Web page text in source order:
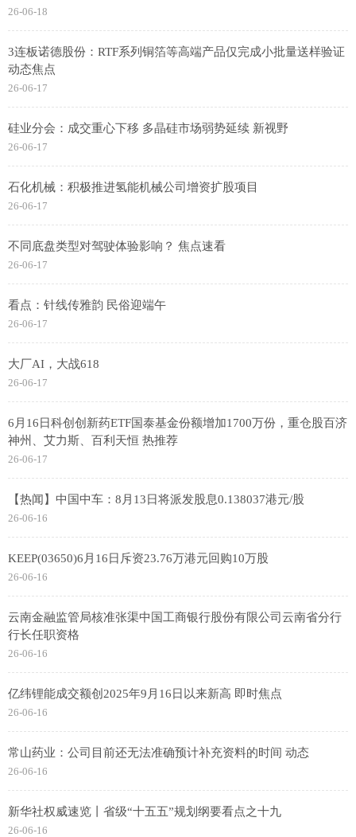
26-06-18
3连板诺德股份：RTF系列铜箔等高端产品仅完成小批量送样验证
动态焦点
26-06-17
硅业分会：成交重心下移 多晶硅市场弱势延续 新视野
26-06-17
石化机械：积极推进氢能机械公司增资扩股项目
26-06-17
不同底盘类型对驾驶体验影响？ 焦点速看
26-06-17
看点：针线传雅韵 民俗迎端午
26-06-17
大厂AI，大战618
26-06-17
6月16日科创创新药ETF国泰基金份额增加1700万份，重仓股百济
神州、艾力斯、百利天恒 热推荐
26-06-17
【热闻】中国中车：8月13日将派发股息0.138037港元/股
26-06-16
KEEP(03650)6月16日斥资23.76万港元回购10万股
26-06-16
云南金融监管局核准张渠中国工商银行股份有限公司云南省分行
行长任职资格
26-06-16
亿纬锂能成交额创2025年9月16日以来新高 即时焦点
26-06-16
常山药业：公司目前还无法准确预计补充资料的时间 动态
26-06-16
新华社权威速览丨省级“十五五”规划纲要看点之十九
26-06-16